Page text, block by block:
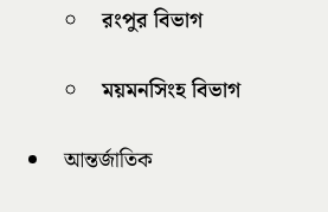
রংপুর বিভাগ
ময়মনসিংহ বিভাগ
আন্তর্জাতিক